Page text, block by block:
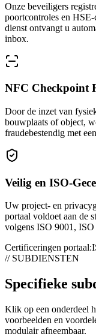
Onze beveiligers
poortcontroles en
dienst ontvangt u
inbox.
NFC Checkpoint
Door de inzet van
bouwplaats of object,
fraudebestendig met
Veilig en ISO-
Uw project- en
portaal voldoet aan de
volgens ISO 9001, ISO
Certificeringen portaal:
// SUBDIENSTEN
Specifieke
Klik op een onderdeel
voorbeelden en
modulair afneembaar.